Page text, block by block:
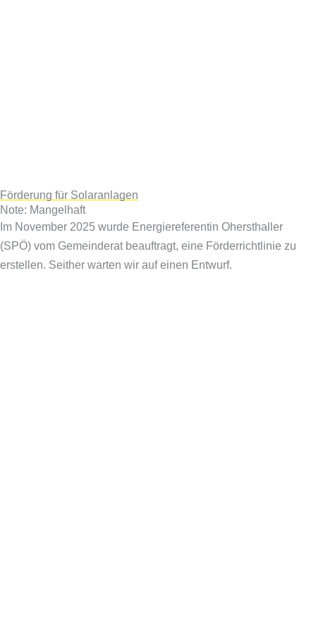
Förderung für Solaranlagen
Note: Mangelhaft
Im November 2025 wurde Energiereferentin Ohersthaller
(SPÖ) vom Gemeinderat beauftragt, eine Förderrichtlinie zu
erstellen. Seither warten wir auf einen Entwurf.